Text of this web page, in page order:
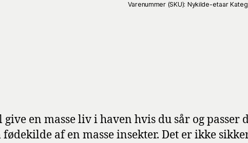
Varenummer (SKU): Nykilde-etaar
en masse liv i haven hvis du sår og
af en masse insekter. Det er ikke